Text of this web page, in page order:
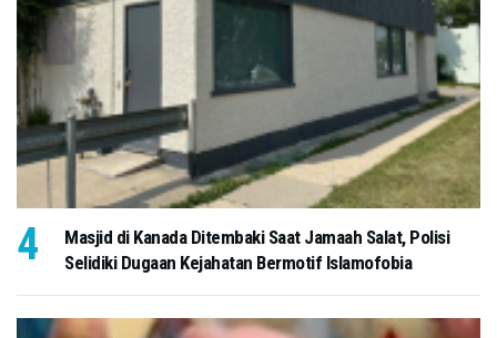
Masjid di Kanada Ditembaki Saat Jamaah Salat, Polisi
Selidiki Dugaan Kejahatan Bermotif Islamofobia